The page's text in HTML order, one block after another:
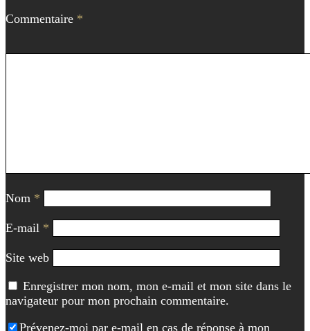
Commentaire *
Nom *
E-mail *
Site web
Enregistrer mon nom, mon e-mail et mon site dans le
navigateur pour mon prochain commentaire.
Prévenez-moi par e-mail en cas de réponse à mon